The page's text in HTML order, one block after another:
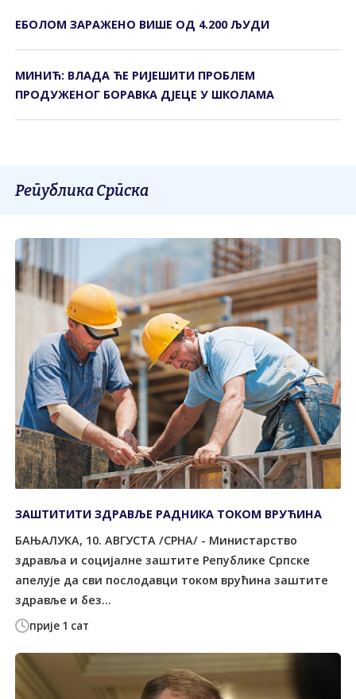
ЕБОЛОМ ЗАРАЖЕНО ВИШЕ ОД 4.200 ЉУДИ
МИНИЋ: ВЛАДА ЋЕ РИЈЕШИТИ ПРОБЛЕМ
ПРОДУЖЕНОГ БОРАВКА ДЈЕЦЕ У ШКОЛАМА
Република Српска
прије 1 сат
ЗАШТИТИТИ ЗДРАВЉЕ РАДНИКА ТОКОМ ВРУЋИНА
БАЊАЛУКА, 10. АВГУСТА /СРНА/ - Министарство
здравља и социјалне заштите Републике Српске
апелује да сви послодавци током врућина заштите
здравље и без...